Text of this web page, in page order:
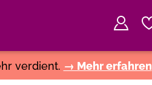
verdient. → Mehr erfahren